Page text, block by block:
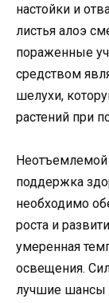
настойки и
листья алоэ
пораженные
средством
шелухи,
растений при
Неотъемлемой
поддержка
необходимо
роста и
умеренная
освещения.
лучшие шансы